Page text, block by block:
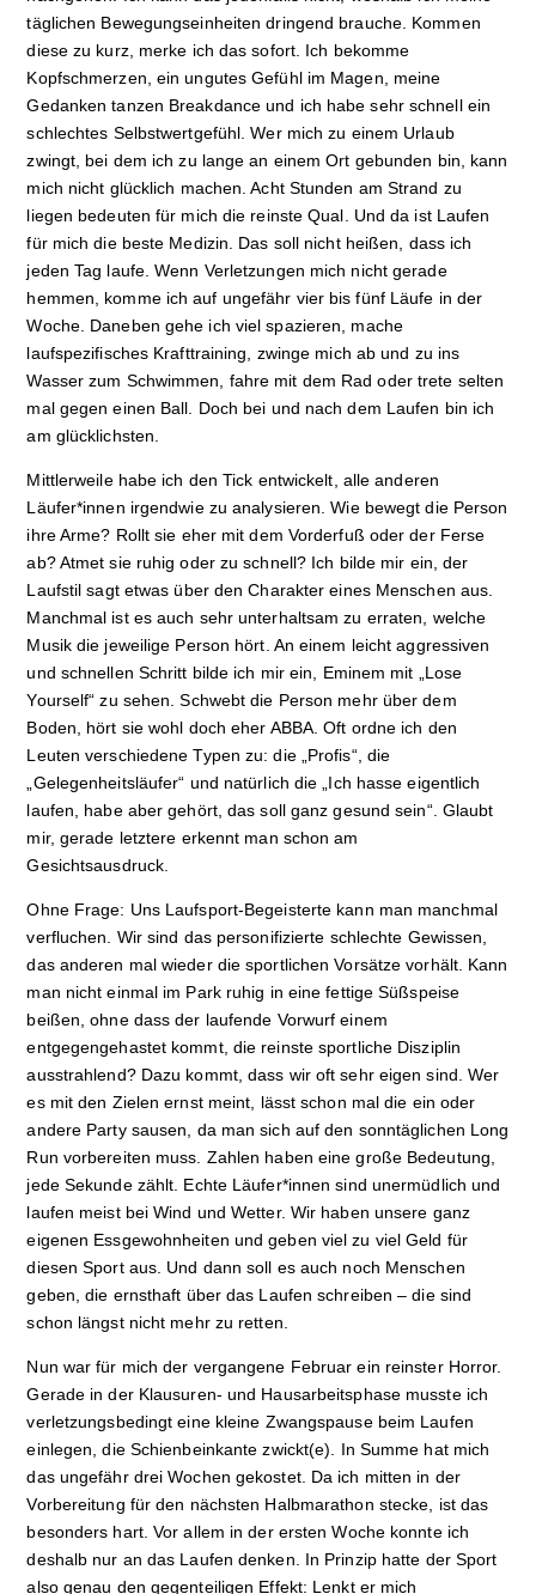
täglichen Bewegungseinheiten dringend brauche. Kommen
diese zu kurz, merke ich das sofort. Ich bekomme
Kopfschmerzen, ein ungutes Gefühl im Magen, meine
Gedanken tanzen Breakdance und ich habe sehr schnell ein
schlechtes Selbstwertgefühl. Wer mich zu einem Urlaub
zwingt, bei dem ich zu lange an einem Ort gebunden bin, kann
mich nicht glücklich machen. Acht Stunden am Strand zu
liegen bedeuten für mich die reinste Qual. Und da ist Laufen
für mich die beste Medizin. Das soll nicht heißen, dass ich
jeden Tag laufe. Wenn Verletzungen mich nicht gerade
hemmen, komme ich auf ungefähr vier bis fünf Läufe in der
Woche. Daneben gehe ich viel spazieren, mache
laufspezifisches Krafttraining, zwinge mich ab und zu ins
Wasser zum Schwimmen, fahre mit dem Rad oder trete selten
mal gegen einen Ball. Doch bei und nach dem Laufen bin ich
am glücklichsten.
Mittlerweile habe ich den Tick entwickelt, alle anderen
Läufer*innen irgendwie zu analysieren. Wie bewegt die Person
ihre Arme? Rollt sie eher mit dem Vorderfuß oder der Ferse
ab? Atmet sie ruhig oder zu schnell? Ich bilde mir ein, der
Laufstil sagt etwas über den Charakter eines Menschen aus.
Manchmal ist es auch sehr unterhaltsam zu erraten, welche
Musik die jeweilige Person hört. An einem leicht aggressiven
und schnellen Schritt bilde ich mir ein, Eminem mit „Lose
Yourself“ zu sehen. Schwebt die Person mehr über dem
Boden, hört sie wohl doch eher ABBA. Oft ordne ich den
Leuten verschiedene Typen zu: die „Profis“, die
„Gelegenheitsläufer“ und natürlich die „Ich hasse eigentlich
laufen, habe aber gehört, das soll ganz gesund sein“. Glaubt
mir, gerade letztere erkennt man schon am
Gesichtsausdruck.
Ohne Frage: Uns Laufsport-Begeisterte kann man manchmal
verfluchen. Wir sind das personifizierte schlechte Gewissen,
das anderen mal wieder die sportlichen Vorsätze vorhält. Kann
man nicht einmal im Park ruhig in eine fettige Süßspeise
beißen, ohne dass der laufende Vorwurf einem
entgegengehastet kommt, die reinste sportliche Disziplin
ausstrahlend? Dazu kommt, dass wir oft sehr eigen sind. Wer
es mit den Zielen ernst meint, lässt schon mal die ein oder
andere Party sausen, da man sich auf den sonntäglichen Long
Run vorbereiten muss. Zahlen haben eine große Bedeutung,
jede Sekunde zählt. Echte Läufer*innen sind unermüdlich und
laufen meist bei Wind und Wetter. Wir haben unsere ganz
eigenen Essgewohnheiten und geben viel zu viel Geld für
diesen Sport aus. Und dann soll es auch noch Menschen
geben, die ernsthaft über das Laufen schreiben – die sind
schon längst nicht mehr zu retten.
Nun war für mich der vergangene Februar ein reinster Horror.
Gerade in der Klausuren- und Hausarbeitsphase musste ich
verletzungsbedingt eine kleine Zwangspause beim Laufen
einlegen, die Schienbeinkante zwickt(e). In Summe hat mich
das ungefähr drei Wochen gekostet. Da ich mitten in der
Vorbereitung für den nächsten Halbmarathon stecke, ist das
besonders hart. Vor allem in der ersten Woche konnte ich
deshalb nur an das Laufen denken. In Prinzip hatte der Sport
also genau den gegenteiligen Effekt: Lenkt er mich